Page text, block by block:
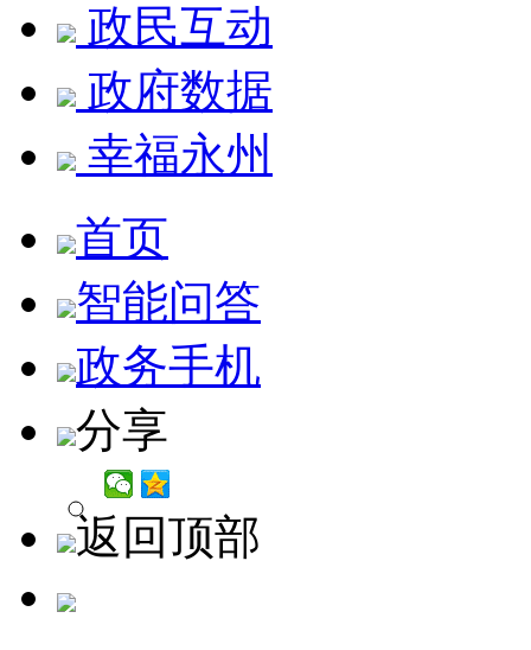
政民互动
政府数据
幸福永州
首页
智能问答
政务手机
分享
返回顶部